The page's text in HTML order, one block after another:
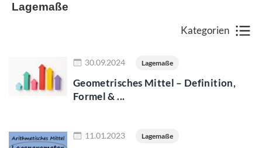
Lagemaße
Kategorien
30.09.2024 Lagemaße
Geometrisches Mittel – Definition,
Formel & ...
11.01.2023 Lagemaße